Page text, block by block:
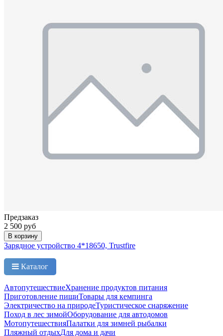
Предзаказ
2 500 руб
В корзину
Зарядное устройство 4*18650, Trustfire
Каталог
АвтопутешествиеХранение продуктов питания
Приготовление пищиТовары для кемпинга
Электричество на природеТуристическое снаряжение
Поход в лес зимойОборудование для автодомов
МотопутешествияПалатки для зимней рыбалки
Пляжный отдыхДля дома и дачи